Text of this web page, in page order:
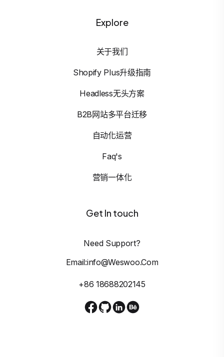
Explore
关于我们
Shopify Plus升级指南
Headless无头方案
B2B网站多平台迁移
自动化运营
Faq's
营销一体化
Get In touch
Need Support?
Email:info@weswoo.com
+86 18688202145